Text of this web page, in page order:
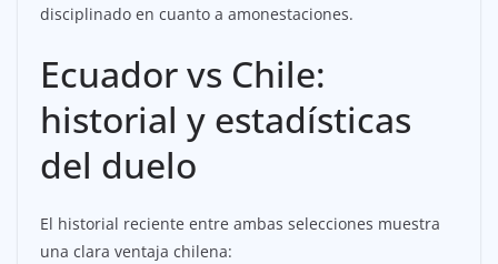
disciplinado en cuanto a amonestaciones.
Ecuador vs Chile:
historial y estadísticas
del duelo
El historial reciente entre ambas selecciones muestra
una clara ventaja chilena: